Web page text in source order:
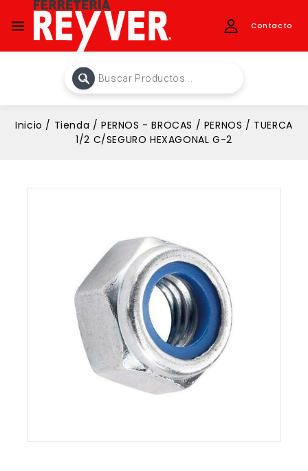
Contacto
Inicio / Tienda / PERNOS - BROCAS / PERNOS / TUERCA
1/2 C/SEGURO HEXAGONAL G-2